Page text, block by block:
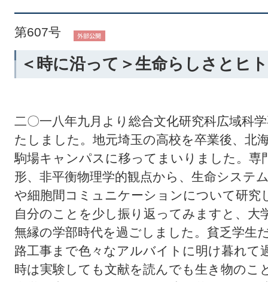
第607号
＜時に沿って＞生命らしさとヒ
二〇一八年九月より総合文化研究科広域科
たしました。地元埼玉の高校を卒業後、北
駒場キャンパスに移ってまいりました。専
形、非平衡物理学的観点から、生命システ
や細胞間コミュニケーションについて研究
自分のことを少し振り返ってみますと、大
無縁の学部時代を過ごしました。貧乏学生
路工事まで色々なアルバイトに明け暮れ
時は実験しても文献を読んでも生き物のこ